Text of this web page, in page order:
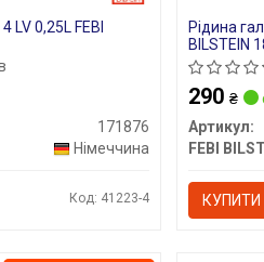
LV 0,25L FEBI
171876
Німеччина
Код: 41223-4
Рідина
BILSTEIN
290₴
Артикул:
FEBI
КУПИТИ